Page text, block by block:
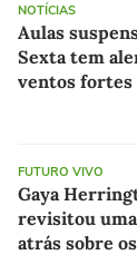
NOTÍCIAS
Aulas
Sexta tem
ventos fortes
FUTURO VIVO
Gaya
revisitou
atrás sobre